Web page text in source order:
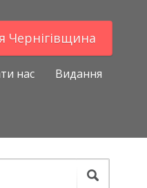
Чернігівщина
нас Видання